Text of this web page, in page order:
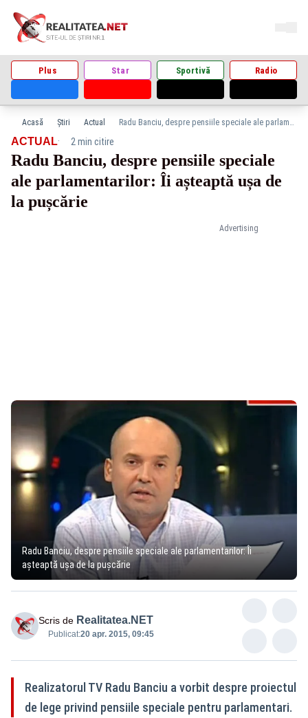
Plus Star Sportivă Radio
Acasă Știri Actual Radu Banciu, despre pensiile speciale ale parlamentarilor: Îi așteaptă ușa de la pușcărie
Advertising
ACTUAL· 2 min citire
Radu Banciu, despre pensiile speciale
ale parlamentarilor: Îi așteaptă ușa de
la pușcărie
Radu Banciu, despre pensiile speciale ale parlamentarilor: Îi
așteaptă ușa de la pușcărie
Scris de Realitatea.NET
Publicat:20 apr. 2015, 09:45
Realizatorul TV Radu Banciu a vorbit despre proiectul
de lege privind pensiile speciale pentru parlamentari.